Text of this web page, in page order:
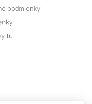
podmienky
tu